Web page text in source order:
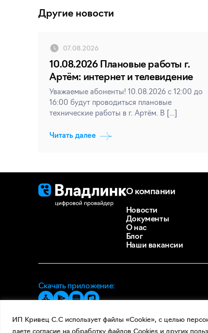
ИП Кривец С.С использует файлы «Cookie», с целью
даете согласие на обработку файлов Cookies и других
Другие новости
07.08.2026
10.08.2026 Плановые работы г.
Артём: интернет и телевидение
Уважаемые абоненты! 10.08.2026 с 12:00 до
16:00 будут проводиться плановые
технические работы в г. Артём. В […]
Читать далее
О компании
Новости
Документы
О нас
Блог
Наши вакансии
Скачать приложение: